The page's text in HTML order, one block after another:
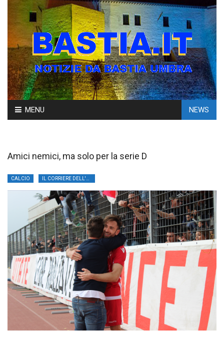
Skip
to
MENU NEWS
Amici nemici, ma solo per la serie D
CALCIO